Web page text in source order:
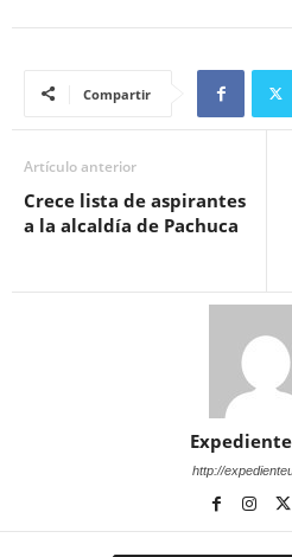
Compartir
Artículo anterior
Crece lista de aspirantes
a la alcaldía de Pachuca
http://